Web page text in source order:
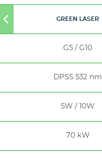
Move
GREEN LASER
G5 / G10
DPSS 532 nm
5W / 10W
70 kW